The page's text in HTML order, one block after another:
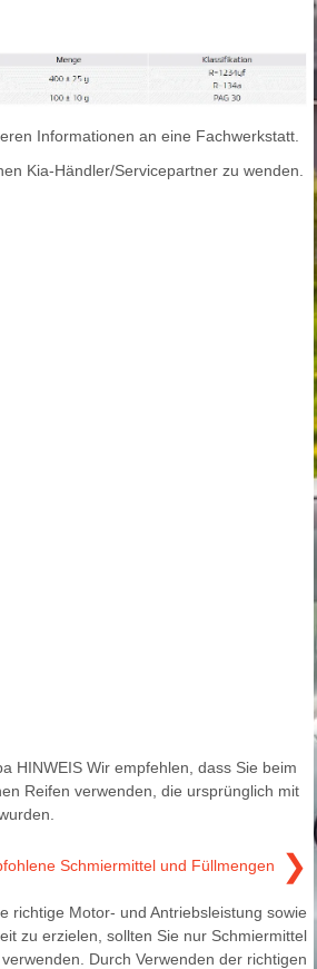
Informationen an eine Fachwerkstatt.
Kia-Händler/Servicepartner zu wenden.
HINWEIS Wir empfehlen, dass Sie beim
Reifen verwenden, die ursprünglich mit
Schmiermittel und Füllmengen ❯
richtige Motor- und Antriebsleistung sowie
zu erzielen, sollten Sie nur Schmiermittel
Durch Verwenden der richtigen